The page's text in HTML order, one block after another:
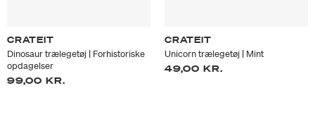
CRATEIT
Dinosaur trælegetøj | Forhistoriske
opdagelser
99,00 KR.
CRATEIT
Unicorn trælegetøj | Mint
49,00 KR.